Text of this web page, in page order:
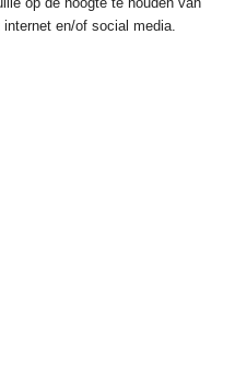
en/of social media.